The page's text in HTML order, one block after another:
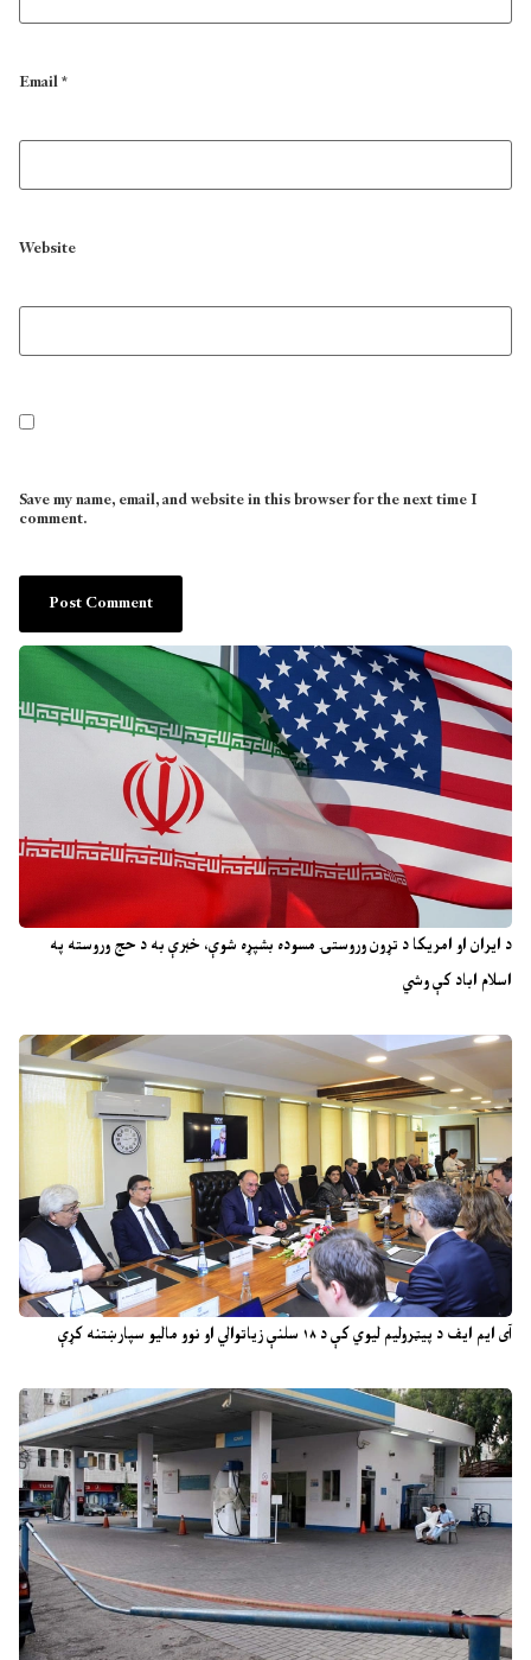
د ایران او امریکا د تړون وروستۍ مسوده بشپړه شوې، خبرې به د حج وروسته په
اسلام اباد کې وشي
آی ایم ایف د پیټرولیم لیوي کې د ۱۸ سلنې زیاتوالي او نوو مالیو سپارښتنه کړې
Email*
Website
Save my name, email, and website in this browser for the next time I
comment.